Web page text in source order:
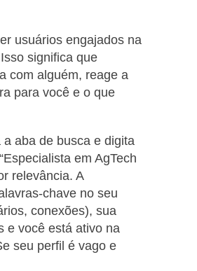
usuários engajados na
significa que
com alguém, reage a
para você e o que
aba de busca e digita
em AgTech
relevância. A
chave no seu
conexões), sua
e você está ativo na
seu perfil é vago e